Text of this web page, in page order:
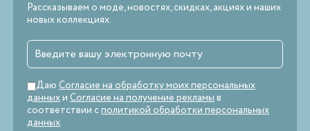
Рассказываем о моде, новостях, скидках, акциях и наших
новых коллекциях.
Даю Согласие на обработку моих персональных
данныхи Согласие на получение рекламыв
соответствии сполитикой обработки персональных
данных.